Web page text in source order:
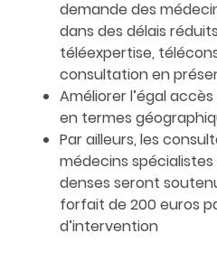
demande des
dans des délais
téléexpertise,
consultation en
Améliorer l’égal
en termes
Par ailleurs, les
médecins
denses seront
forfait de 200 euros
d’intervention